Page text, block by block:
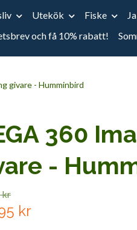
Utekök Fiske
och få 10% rabatt!
givare - Humminbird
360
-
kr
kr